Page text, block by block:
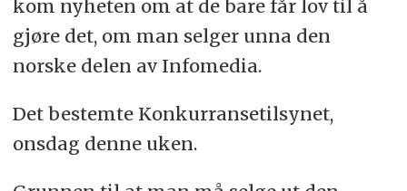
kom nyheten om at de bare får lov til å
gjøre det, om man selger unna den
norske delen av Infomedia.
Det bestemte Konkurransetilsynet,
onsdag denne uken.